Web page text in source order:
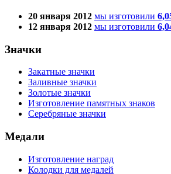
20 января 2012 мы изготовили
12 января 2012 мы изготовили
Значки
Закатные значки
Заливные значки
Золотые значки
Изготовление памятных знаков
Серебряные значки
Медали
Изготовление наград
Колодки для медалей